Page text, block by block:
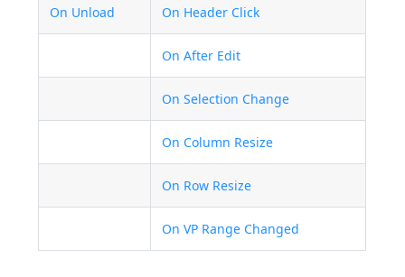
On Unload On Header Click
On After Edit
On Selection Change
On Column Resize
On Row Resize
On VP Range Changed